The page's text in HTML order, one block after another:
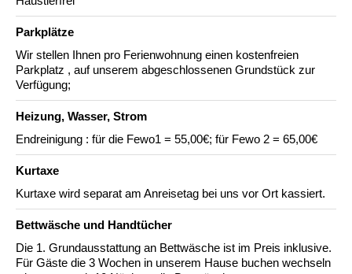
Parkplätze
Wir stellen Ihnen pro Ferienwohnung einen kostenfreien
Parkplatz , auf unserem abgeschlossenen Grundstück zur
Verfügung;
Heizung, Wasser, Strom
Endreinigung : für die Fewo1 = 55,00€; für Fewo 2 = 65,00€
Kurtaxe
Kurtaxe wird separat am Anreisetag bei uns vor Ort kassiert.
Bettwäsche und Handtücher
Die 1. Grundausstattung an Bettwäsche ist im Preis inklusive.
Für Gäste die 3 Wochen in unserem Hause buchen wechseln